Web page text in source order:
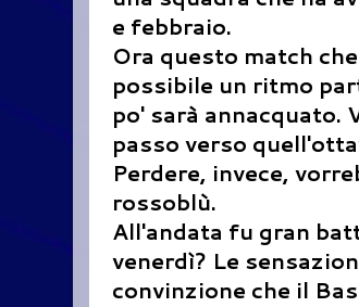
e febbraio.
Ora questo match
possibile un ritmo
po' sarà annacquato.
passo verso
Perdere, invece,
rossoblù.
All'andata fu gran
venerdì? Le
convinzione che il